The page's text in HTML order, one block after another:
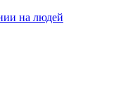
на людей